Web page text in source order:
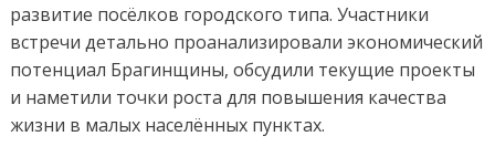
развитие посёлков городского типа. Участники
встречи детально проанализировали экономический
потенциал Брагинщины, обсудили текущие проекты
и наметили точки роста для повышения качества
жизни в малых населённых пунктах.